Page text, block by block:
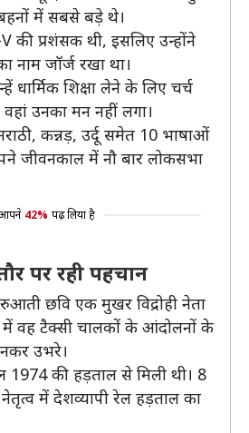
में सबसे बड़े थे।
की प्रशंसक थी, इसलिए उन्होंने
जॉर्ज रखा था।
धार्मिक शिक्षा लेने के लिए चर्च
उनका मन नहीं लगा।
कन्नड़, उर्दू समेत 10 भाषाओं
जीवनकाल में नौ बार लोकसभा
42% पढ़ लिया है
पर रही पहचान
छवि एक मुखर विद्रोही नेता
वह टैक्सी चालकों के आंदोलनों के
उभरे।
1974 की हड़ताल से मिली थी। 8
में देशव्यापी रेल हड़ताल का